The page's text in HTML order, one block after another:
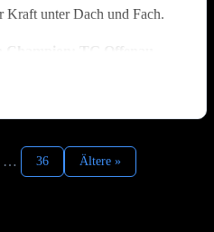
Kraft unter Dach und Fach.
Champion: TG Offenau –
18:25)
da der enorme
Spielaufbau erschwerte und
… 36 Ältere »